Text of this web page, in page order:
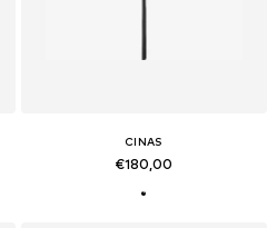
CINAS
€180,00